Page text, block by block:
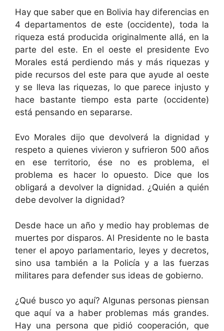
Hay que saber que en Bolivia hay diferencias en
4 departamentos de este (occidente), toda la
riqueza está producida originalmente allá, en la
parte del este. En el oeste el presidente Evo
Morales está perdiendo más y más riquezas y
pide recursos del este para que ayude al oeste
y se lleva las riquezas, lo que parece injusto y
hace bastante tiempo esta parte (occidente)
está pensando en separarse.
Evo Morales dijo que devolverá la dignidad y
respeto a quienes vivieron y sufrieron 500 años
en ese territorio, ése no es problema, el
problema es hacer lo opuesto. Dice que los
obligará a devolver la dignidad. ¿Quién a quién
debe devolver la dignidad?
Desde hace un año y medio hay problemas de
muertes por disparos. Al Presidente no le basta
tener el apoyo parlamentario, leyes y decretos,
sino usa también a la Policía y a las fuerzas
militares para defender sus ideas de gobierno.
¿Qué busco yo aquí? Algunas personas piensan
que aquí va a haber problemas más grandes.
Hay una persona que pidió cooperación, que